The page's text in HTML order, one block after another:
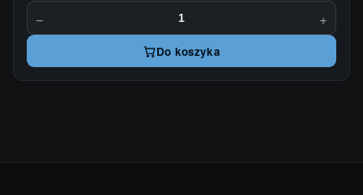
− +
Do koszyka